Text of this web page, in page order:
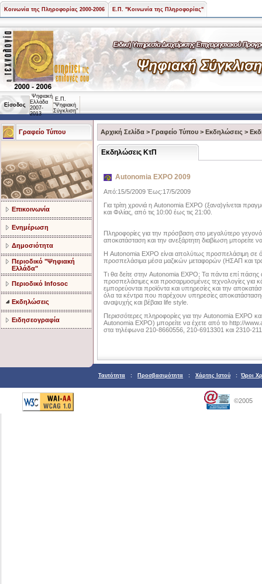
Κοινωνία της Πληροφορίας 2000-2006 Ε.Π. "Κοινωνία της Πληροφορίας"
Είσοδος
Ψηφιακή
Ελλάδα
2007-
2013
Ε.Π.
"Ψηφιακή
Σύγκλιση"
Γραφείο Τύπου
Επικοινωνία
Ενημέρωση
Δημοσιότητα
Περιοδικό "Ψηφιακή
Ελλάδα"
Περιοδικό Infosoc
Εκδηλώσεις
Ειδησεογραφία
Αρχική Σελίδα > Γραφείο Τύπου > Εκδηλώσεις >
Εκδηλώσεις ΚτΠ
Autonomia EXPO 2009
Από:15/5/2009 Έως:17/5/2009
Για τρίτη χρονιά η Autonomia EXPO (ξανα)γίνεται
και Φιλίας, από τις 10:00 έως τις 21:00.
Πληροφορίες για την πρόσβαση στο μεγαλύτερο
αποκατάσταση και την ανεξάρτητη διαβίωση μπορείτε
Η Autonomia EXPO είναι απολύτως προσπελάσιμη σε
προσπελάσιμα μέσα μαζικών μεταφορών (ΗΣΑΠ και
Τι θα δείτε στην Autonomia EXPO; Τα πάντα επί πάσης
προσπελάσιμες και προσαρμοσμένες τεχνολογίες για
εμπορεύονται προϊόντα και υπηρεσίες και την
όλα τα κέντρα που παρέχουν υπηρεσίες
αναψυχής και βέβαια life style.
Περισσότερες πληροφορίες για την Autonomia EXPO
Autonomia EXPO) μπορείτε να έχετε από το http://
στα τηλέφωνα 210-8660556, 210-6913301 και 2310-
Ταυτότητα : Προσβασιμότητα : Χάρτης Ιστού : Όροι
©2005